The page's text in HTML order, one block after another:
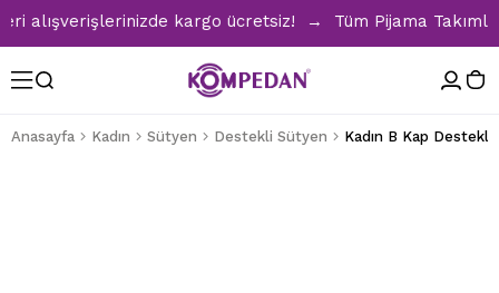
alışverişlerinizde kargo ücretsiz! → Tüm Pijama
Anasayfa Kadın Sütyen Destekli Sütyen